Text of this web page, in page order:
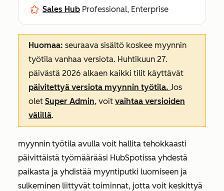
Sales Hub Professional, Enterprise
Huomaa: seuraava sisältö koskee myynnin
työtila vanhaa versiota. Huhtikuun 27.
päivästä 2026 alkaen kaikki tilit käyttävät
päivitettyä versiota myynnin työtila. Jos
olet Super Admin, voit vaihtaa versioiden
välillä.
myynnin työtila avulla voit hallita tehokkaasti
päivittäistä työmäärääsi HubSpotissa yhdestä
paikasta ja yhdistää myyntiputki luomiseen ja
sulkeminen liittyvät toiminnat, jotta voit keskittyä